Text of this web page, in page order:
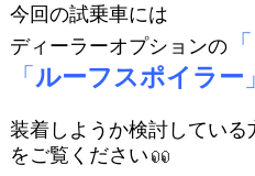
今回の試乗車には
ディーラーオプションの「
「ルーフスポイラー 」
装着しようか検討してい
をご覧ください